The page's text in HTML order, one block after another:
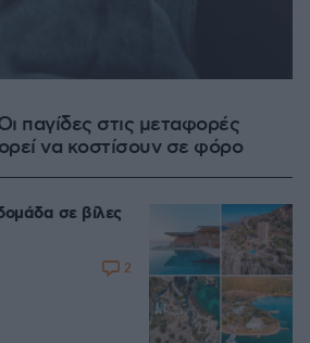
παγίδες στις μεταφορές
να κοστίσουν σε φόρο
σε βίλες
2